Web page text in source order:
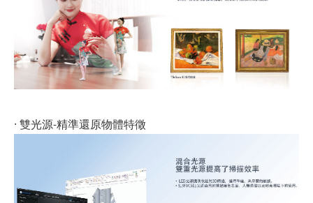
· 雙光源-精準還原物體特徵